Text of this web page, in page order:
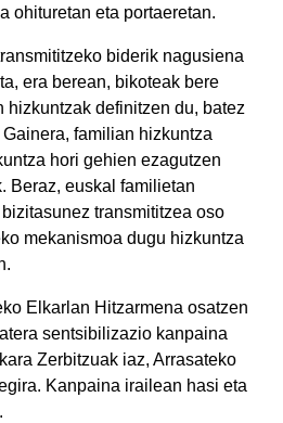
ohituretan eta portaeretan.
biderik nagusiena
era berean, bikoteak bere
hizkuntzak definitzen du, batez
familian hizkuntza
hori gehien ezagutzen
Beraz, euskal familietan
transmititzea oso
mekanismoa dugu hizkuntza
Elkarlan Hitzarmena osatzen
sentsibilizazio kanpaina
Zerbitzuak iaz, Arrasateko
Kanpaina irailean hasi eta